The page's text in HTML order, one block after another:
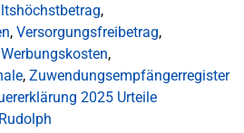
,
, Versorgungsfreibetrag,
Werbungskosten,
, Zuwendungsempfängerregister
2025 Urteile